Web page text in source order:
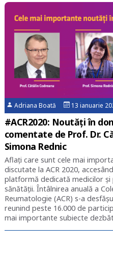
Adriana Boată 13 ianuarie
#ACR2020: Noutăți în
comentate de Prof. Dr.
Simona Rednic
Aflați care sunt cele mai
discutate la ACR 2020,
platformă dedicată medicilor
sănătății. Întâlnirea anuală a
Reumatologie (ACR) s-a
reunind peste 16.000 de
mai importante subiecte